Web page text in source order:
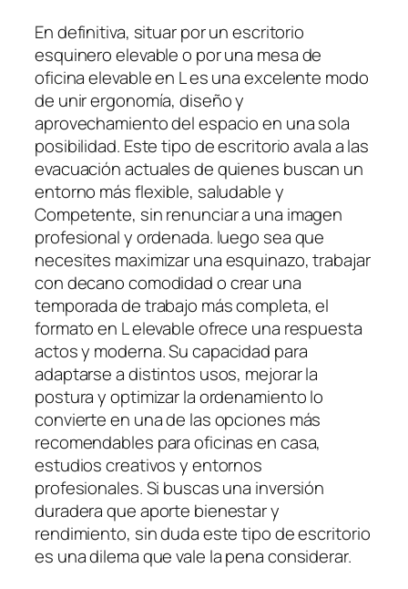
En definitiva, situar por un escritorio
esquinero elevable o por una mesa de
oficina elevable en L es una excelente modo
de unir ergonomía, diseño y
aprovechamiento del espacio en una sola
posibilidad. Este tipo de escritorio avala a las
evacuación actuales de quienes buscan un
entorno más flexible, saludable y
Competente, sin renunciar a una imagen
profesional y ordenada. luego sea que
necesites maximizar una esquinazo, trabajar
con decano comodidad o crear una
temporada de trabajo más completa, el
formato en L elevable ofrece una respuesta
actos y moderna. Su capacidad para
adaptarse a distintos usos, mejorar la
postura y optimizar la ordenamiento lo
convierte en una de las opciones más
recomendables para oficinas en casa,
estudios creativos y entornos
profesionales. Si buscas una inversión
duradera que aporte bienestar y
rendimiento, sin duda este tipo de escritorio
es una dilema que vale la pena considerar.